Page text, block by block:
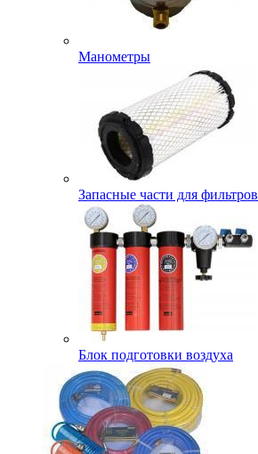
Манометры
Запасные части для фильтров
Блок подготовки воздуха